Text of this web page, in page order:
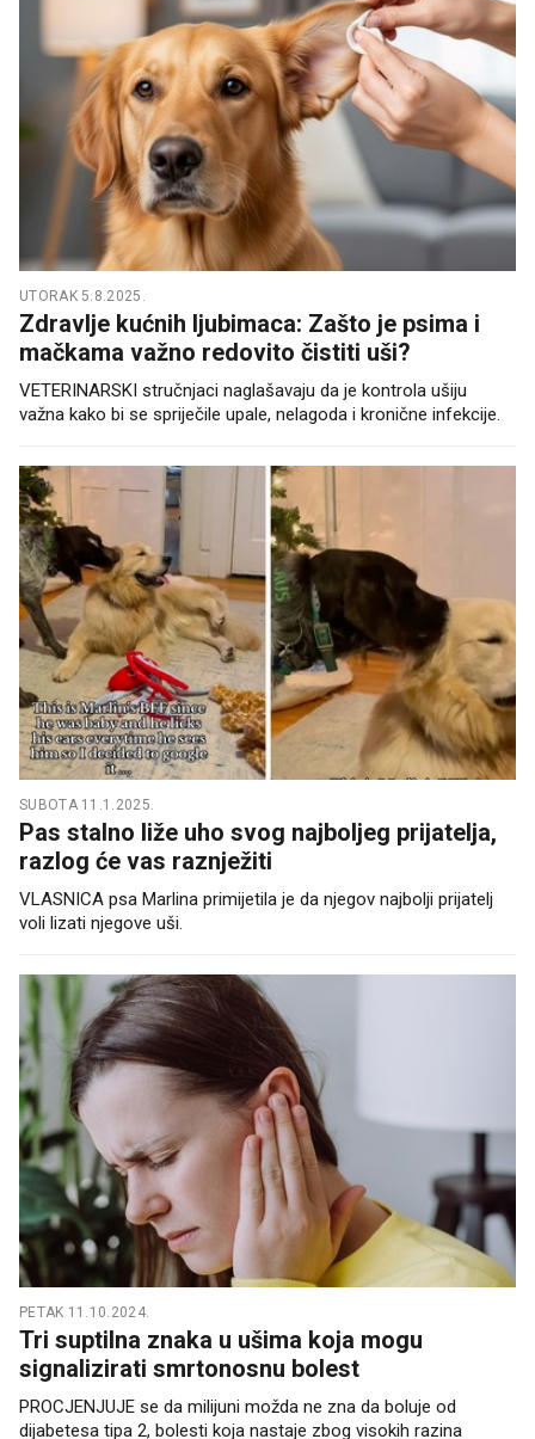
UTORAK 5.8.2025.
Zdravlje kućnih ljubimaca: Zašto je psima i
mačkama važno redovito čistiti uši?
VETERINARSKI stručnjaci naglašavaju da je kontrola ušiju
važna kako bi se spriječile upale, nelagoda i kronične infekcije.
SUBOTA 11.1.2025.
Pas stalno liže uho svog najboljeg prijatelja,
razlog će vas raznježiti
VLASNICA psa Marlina primijetila je da njegov najbolji prijatelj
voli lizati njegove uši.
PETAK 11.10.2024.
Tri suptilna znaka u ušima koja mogu
signalizirati smrtonosnu bolest
PROCJENJUJE se da milijuni možda ne zna da boluje od
dijabetesa tipa 2, bolesti koja nastaje zbog visokih razina